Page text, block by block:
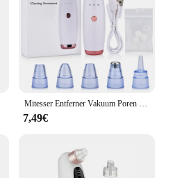
Mitesser Entferner Vakuum Poren Reiniger Gesicht Reinigung Pinsel Ance Pickel Schwarze Punkte Spot Extractor Nano Gesichts Sprayer Dampfer
7,49€